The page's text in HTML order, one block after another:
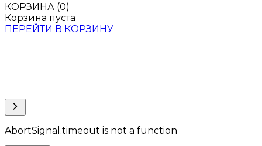
КОРЗИНА (0)
Корзина пуста
ПЕРЕЙТИ В КОРЗИНУ
AbortSignal.timeout is not a function